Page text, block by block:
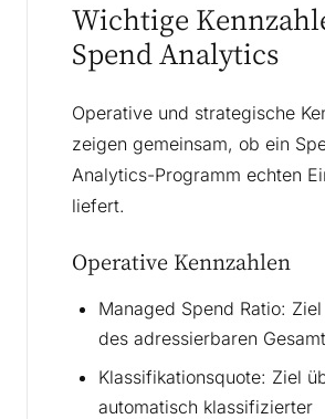
Wichtige
Spend Analytics
Operative und strategische
zeigen gemeinsam, ob ein
Analytics-Programm echten
liefert.
Operative Kennzahlen
Managed Spend Ratio:
des adressierbaren
Klassifikationsquote: Ziel
automatisch klassifizierter